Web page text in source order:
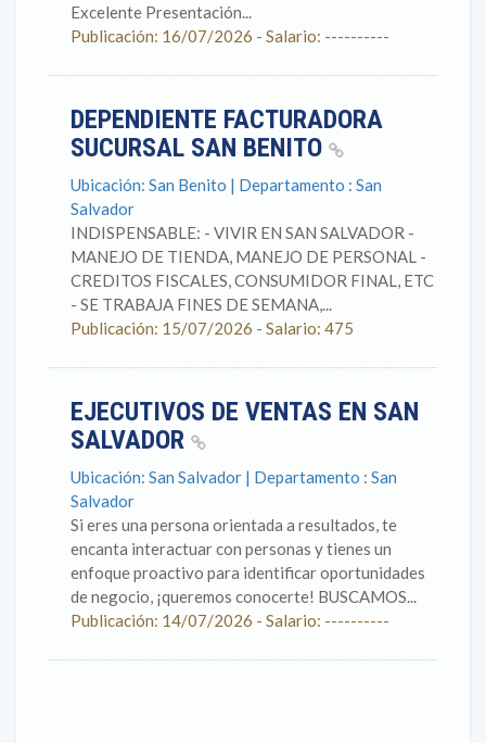
Excelente Presentación...
Publicación: 16/07/2026 - Salario: ----------
DEPENDIENTE FACTURADORA
SUCURSAL SAN BENITO
Ubicación: San Benito | Departamento : San
Salvador
INDISPENSABLE: - VIVIR EN SAN SALVADOR -
MANEJO DE TIENDA, MANEJO DE PERSONAL -
CREDITOS FISCALES, CONSUMIDOR FINAL, ETC
- SE TRABAJA FINES DE SEMANA,...
Publicación: 15/07/2026 - Salario: 475
EJECUTIVOS DE VENTAS EN SAN
SALVADOR
Ubicación: San Salvador | Departamento : San
Salvador
Si eres una persona orientada a resultados, te
encanta interactuar con personas y tienes un
enfoque proactivo para identificar oportunidades
de negocio, ¡queremos conocerte! BUSCAMOS...
Publicación: 14/07/2026 - Salario: ----------